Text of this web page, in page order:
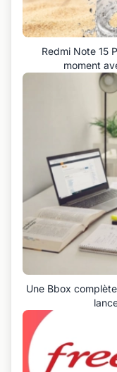
Redmi Note 15
moment
Une Bbox